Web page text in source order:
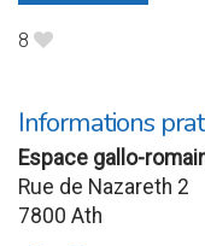
8 B
Informations
Espace gallo-
Rue de Nazareth 2
7800 Ath